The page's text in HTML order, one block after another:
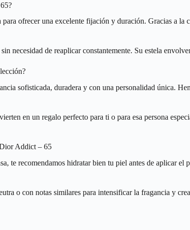
ofrecer una excelente fijación y duración. Gracias a la
necesidad de reaplicar constantemente. Su estela
sofisticada, duradera y con una personalidad única.
en un regalo perfecto para ti o para esa persona
Addict – 65
te recomendamos hidratar bien tu piel antes de aplicar
o con notas similares para intensificar la fragancia y